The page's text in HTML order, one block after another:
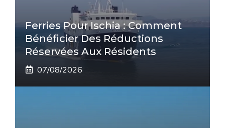
Ferries Pour Ischia : Comment
Bénéficier Des Réductions
Réservées Aux Résidents
07/08/2026